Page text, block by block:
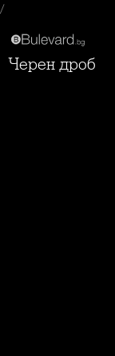
/
Черен дроб